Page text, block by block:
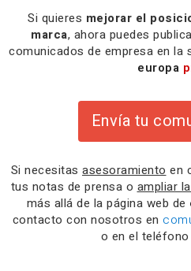
Si quieres mejorar el
marca, ahora puedes
comunicados de empresa en la
europa
Envía tu
Si necesitas asesoramiento en
tus notas de prensa o ampliar
más allá de la página web de
contacto con nosotros en
o en el teléfono